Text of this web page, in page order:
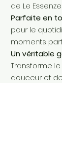
de Le
Parfaite en
pour le
moments
Un véritable
Transforme
douceur et